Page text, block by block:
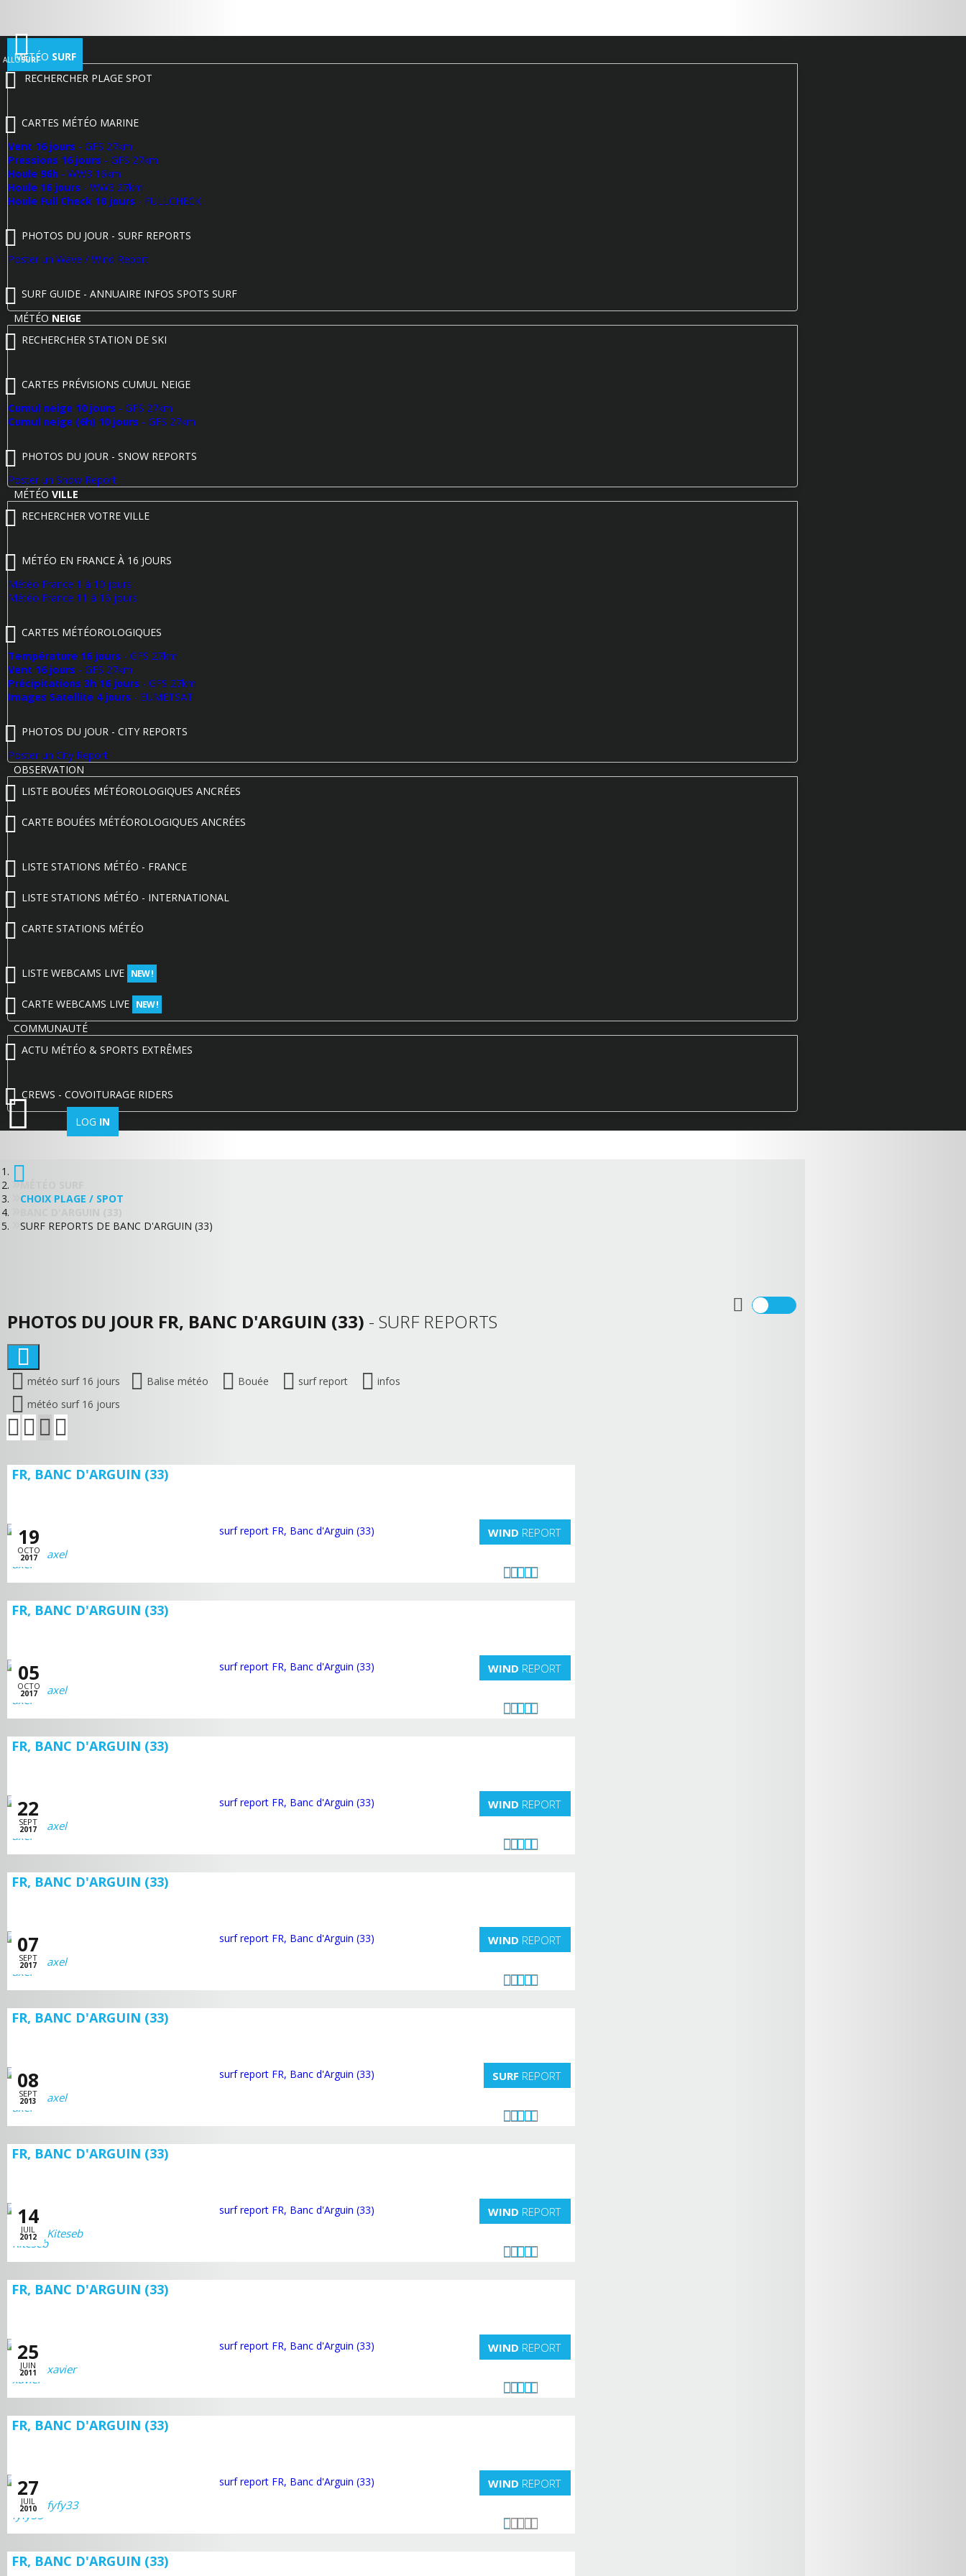
ALLOSURF
MÉTÉO SURF
RECHERCHER PLAGE SPOT
CARTES MÉTÉO MARINE
Vent 16 jours - GFS 27km
Pressions 16 jours - GFS 27km
Houle 96h - WW3 16km
Houle 16 jours - WW3 27km
Houle Full Check 10 jours - FULLCHECK
PHOTOS DU JOUR - SURF REPORTS
Poster un Wave / Wind Report
SURF GUIDE - ANNUAIRE INFOS SPOTS SURF
MÉTÉO NEIGE
RECHERCHER STATION DE SKI
CARTES PRÉVISIONS CUMUL NEIGE
Cumul neige 10 jours - GFS 27km
Cumul neige (6h) 10 jours - GFS 27km
PHOTOS DU JOUR - SNOW REPORTS
Poster un Snow Report
MÉTÉO VILLE
RECHERCHER VOTRE VILLE
MÉTÉO EN FRANCE À 16 JOURS
Météo France 1 à 10 jours
Météo France 11 à 16 jours
CARTES MÉTÉOROLOGIQUES
Température 16 jours - GFS 27km
Vent 16 jours - GFS 27km
Précipitations 3h 16 jours - GFS 27km
Images Satellite 4 jours - EUMETSAT
PHOTOS DU JOUR - CITY REPORTS
Poster un City Report
OBSERVATION
LISTE BOUÉES MÉTÉOROLOGIQUES ANCRÉES
CARTE BOUÉES MÉTÉOROLOGIQUES ANCRÉES
LISTE STATIONS MÉTÉO - FRANCE
LISTE STATIONS MÉTÉO - INTERNATIONAL
CARTE STATIONS MÉTÉO
LISTE WEBCAMS LIVE NEW !
CARTE WEBCAMS LIVE NEW !
COMMUNAUTÉ
ACTU MÉTÉO & SPORTS EXTRÊMES
CREWS - COVOITURAGE RIDERS
LOG IN
MÉTÉO SURF
CHOIX PLAGE / SPOT
SURF REPORTS DE BANC D'ARGUIN (33)
PHOTOS DU JOUR FR, BANC D'ARGUIN (33) - SURF REPORTS
météo surf 16 jours Balise météo Bouée surf report
infos
météo surf 16 jours
FR, BANC D'ARGUIN (33)
19
OCTO
2017
WIND REPORT
axel
FR, BANC D'ARGUIN (33)
05
OCTO
2017
WIND REPORT
axel
FR, BANC D'ARGUIN (33)
22
SEPT
2017
WIND REPORT
axel
FR, BANC D'ARGUIN (33)
07
SEPT
2017
WIND REPORT
axel
FR, BANC D'ARGUIN (33)
08
SEPT
2013
SURF REPORT
axel
FR, BANC D'ARGUIN (33)
14
JUIL
2012
WIND REPORT
Kiteseb
FR, BANC D'ARGUIN (33)
25
JUIN
2011
WIND REPORT
xavier
FR, BANC D'ARGUIN (33)
27
JUIL
2010
WIND REPORT
fyfy33
FR, BANC D'ARGUIN (33)